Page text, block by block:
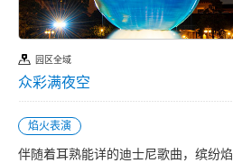
园区全域
众彩满夜空
焰火表演
伴随着耳熟能详的迪士尼歌曲，缤纷